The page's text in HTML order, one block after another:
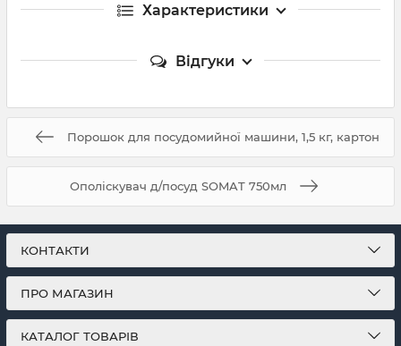
Характеристики
Відгуки
Порошок для посудомийної машини, 1,5 кг, картон
Ополіскувач д/посуд SOMAT 750мл
КОНТАКТИ
ПРО МАГАЗИН
КАТАЛОГ ТОВАРІВ